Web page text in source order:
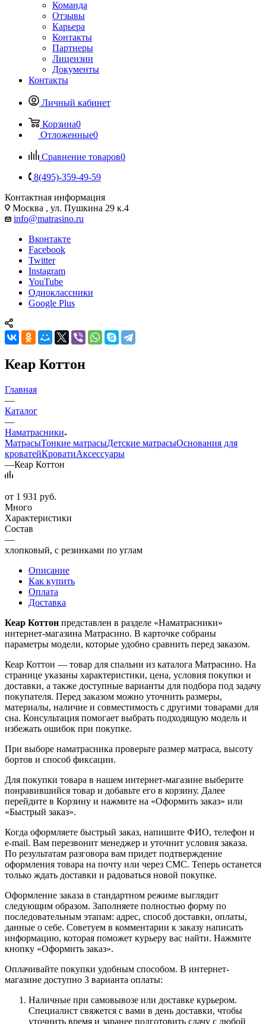
Команда
Отзывы
Карьера
Контакты
Партнеры
Лицензии
Документы
Контакты
Личный кабинет
Корзина0
Отложенные0
Сравнение товаров0
8(495)-359-49-59
Контактная информация
Москва , ул. Пушкина 29 к.4
info@matrasino.ru
Вконтакте
Facebook
Twitter
Instagram
YouTube
Одноклассники
Google Plus
Кеар Коттон
Главная
—
Каталог
—
Наматрасники
МатрасыТонкие матрасыДетские матрасыОснования для
кроватейКроватиАксессуары
—Кеар Коттон
от 1 931 руб.
Много
Характеристики
Состав
—
хлопковый, с резинками по углам
Описание
Как купить
Оплата
Доставка
Кеар Коттон представлен в разделе «Наматрасники»
интернет-магазина Матрасино. В карточке собраны
параметры модели, которые удобно сравнить перед заказом.
Кеар Коттон — товар для спальни из каталога Матрасино. На
странице указаны характеристики, цена, условия покупки и
доставки, а также доступные варианты для подбора под задачу
покупателя. Перед заказом можно уточнить размеры,
материалы, наличие и совместимость с другими товарами для
сна. Консультация помогает выбрать подходящую модель и
избежать ошибок при покупке.
При выборе наматрасника проверьте размер матраса, высоту
бортов и способ фиксации.
Для покупки товара в нашем интернет-магазине выберите
понравившийся товар и добавьте его в корзину. Далее
перейдите в Корзину и нажмите на «Оформить заказ» или
«Быстрый заказ».
Когда оформляете быстрый заказ, напишите ФИО, телефон и
e-mail. Вам перезвонит менеджер и уточнит условия заказа.
По результатам разговора вам придет подтверждение
оформления товара на почту или через СМС. Теперь останется
только ждать доставки и радоваться новой покупке.
Оформление заказа в стандартном режиме выглядит
следующим образом. Заполняете полностью форму по
последовательным этапам: адрес, способ доставки, оплаты,
данные о себе. Советуем в комментарии к заказу написать
информацию, которая поможет курьеру вас найти. Нажмите
кнопку «Оформить заказ».
Оплачивайте покупки удобным способом. В интернет-
магазине доступно 3 варианта оплаты:
Наличные при самовывозе или доставке курьером.
Специалист свяжется с вами в день доставки, чтобы
уточнить время и заранее подготовить сдачу с любой